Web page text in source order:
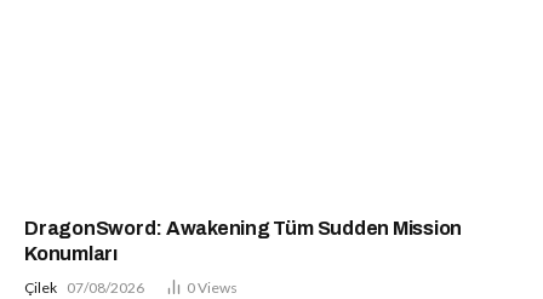
DragonSword: Awakening Tüm Sudden Mission
Konumları
Çilek 07/08/2026 0Views